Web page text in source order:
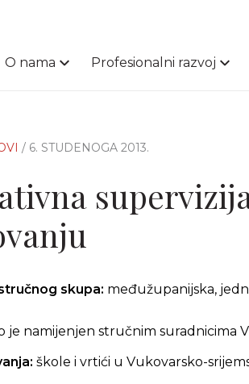
O nama Profesionalni razvoj
/ 6. STUDENOGA 2013.
skupa: međužupanijska,
je namijenjen stručnim suradnicima
škole i vrtići u Vukovarsko-